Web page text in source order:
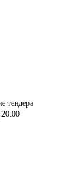
тендера